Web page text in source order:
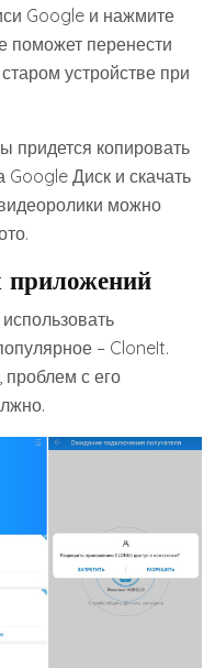
Google и нажмите
поможет перенести
устройстве при
придется копировать
Google Диск и скачать
можно
– CloneIt.
с его